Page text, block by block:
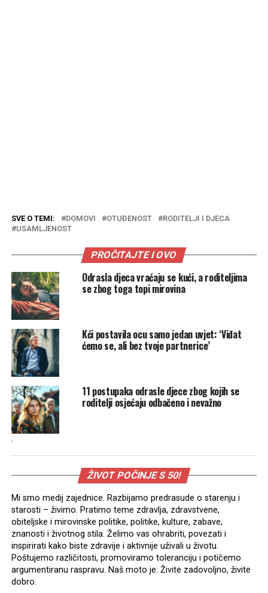
SVE O TEMI: DOMOVI OTUĐENOST
RODITELJI I DJECA
USAMLJENOST
PROČITAJTE I OVO
Odrasla djeca vraćaju se kući, a roditeljima
se zbog toga topi mirovina
Kći postavila ocu samo jedan uvjet: ‘Viđat
ćemo se, ali bez tvoje partnerice’
11 postupaka odrasle djece zbog kojih se
roditelji osjećaju odbačeno i nevažno
.
ŽIVOT POČINJE S 50!
Mi smo medij zajednice. Razbijamo predrasude o starenju i
starosti – živimo. Pratimo teme zdravlja, zdravstvene,
obiteljske i mirovinske politike, politike, kulture, zabave,
znanosti i životnog stila. Želimo vas ohrabriti, povezati i
inspirirati kako biste zdravije i aktivnije uživali u životu.
Poštujemo različitosti, promoviramo toleranciju i potičemo
argumentiranu raspravu. Naš moto je: Živite zadovoljno, živite
dobro.